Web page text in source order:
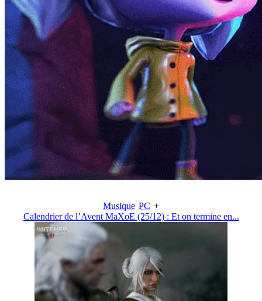
Musique PC +
Calendrier de l’Avent MaXoE (25/12) : Et on termine en...